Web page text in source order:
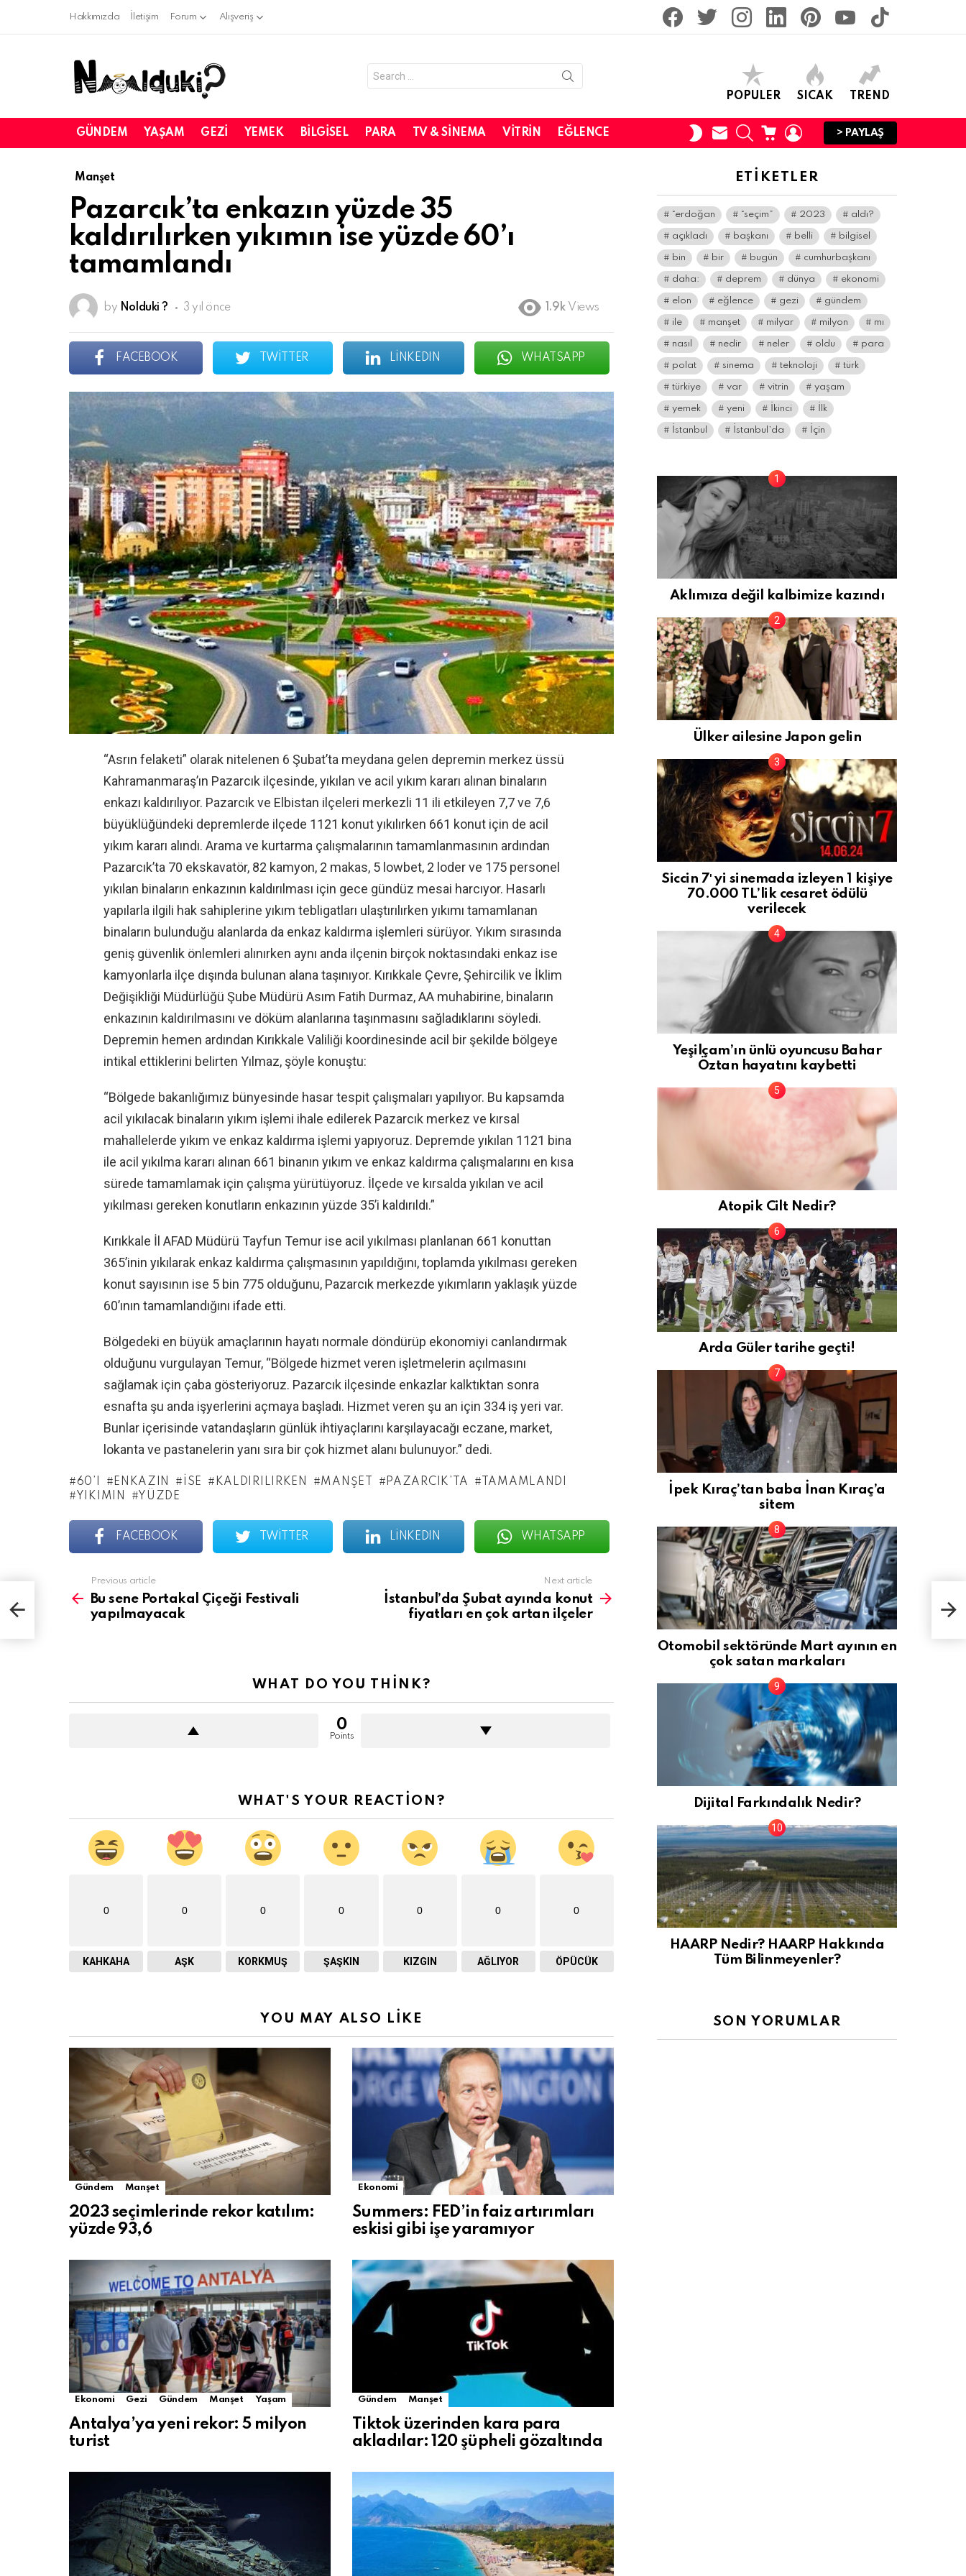
Hakkımızda İletişim Forum Alışveriş
for:
POPULER SICAK TREND
GÜNDEM YAŞAM GEZI YEMEK BILGISEL PARA TV & SINEMA VITRIN EĞLENCE
SWITCH
SKIN
SUBSCRIBE
SEARCHCART LOGIN
> PAYLAŞ
Manşet
Pazarcık’ta enkazın yüzde 35
kaldırılırken yıkımın ise yüzde 60’ı
tamamlandı
by Nolduki ? 3 yıl önce 1.9k Views
FACEBOOK TWITTER LINKEDIN WHATSAPP
“Asrın felaketi” olarak nitelenen 6 Şubat’ta meydana gelen depremin merkez üssü
Kahramanmaraş’ın Pazarcık ilçesinde, yıkılan ve acil yıkım kararı alınan binaların
enkazı kaldırılıyor. Pazarcık ve Elbistan ilçeleri merkezli 11 ili etkileyen 7,7 ve 7,6
büyüklüğündeki depremlerde ilçede 1121 konut yıkılırken 661 konut için de acil
yıkım kararı alındı. Arama ve kurtarma çalışmalarının tamamlanmasının ardından
Pazarcık’ta 70 ekskavatör, 82 kamyon, 2 makas, 5 lowbet, 2 loder ve 175 personel
yıkılan binaların enkazının kaldırılması için gece gündüz mesai harcıyor. Hasarlı
yapılarla ilgili hak sahiplerine yıkım tebligatları ulaştırılırken yıkımı tamamlanan
binaların bulunduğu alanlarda da enkaz kaldırma işlemleri sürüyor. Yıkım sırasında
geniş güvenlik önlemleri alınırken aynı anda ilçenin birçok noktasındaki enkaz ise
kamyonlarla ilçe dışında bulunan alana taşınıyor. Kırıkkale Çevre, Şehircilik ve İklim
Değişikliği Müdürlüğü Şube Müdürü Asım Fatih Durmaz, AA muhabirine, binaların
enkazının kaldırılmasını ve döküm alanlarına taşınmasını sağladıklarını söyledi.
Depremin hemen ardından Kırıkkale Valiliği koordinesinde acil bir şekilde bölgeye
intikal ettiklerini belirten Yılmaz, şöyle konuştu:
“Bölgede bakanlığımız bünyesinde hasar tespit çalışmaları yapılıyor. Bu kapsamda
acil yıkılacak binaların yıkım işlemi ihale edilerek Pazarcık merkez ve kırsal
mahallelerde yıkım ve enkaz kaldırma işlemi yapıyoruz. Depremde yıkılan 1121 bina
ile acil yıkılma kararı alınan 661 binanın yıkım ve enkaz kaldırma çalışmalarını en kısa
sürede tamamlamak için çalışma yürütüyoruz. İlçede ve kırsalda yıkılan ve acil
yıkılması gereken konutların enkazının yüzde 35’i kaldırıldı.”
Kırıkkale İl AFAD Müdürü Tayfun Temur ise acil yıkılması planlanan 661 konuttan
365’inin yıkılarak enkaz kaldırma çalışmasının yapıldığını, toplamda yıkılması gereken
konut sayısının ise 5 bin 775 olduğunu, Pazarcık merkezde yıkımların yaklaşık yüzde
60’ının tamamlandığını ifade etti.
Bölgedeki en büyük amaçlarının hayatı normale döndürüp ekonomiyi canlandırmak
olduğunu vurgulayan Temur, “Bölgede hizmet veren işletmelerin açılmasını
sağlamak için çaba gösteriyoruz. Pazarcık ilçesinde enkazlar kalktıktan sonra
esnafta şu anda işyerlerini açmaya başladı. Hizmet veren şu an için 334 iş yeri var.
Bunlar içerisinde vatandaşların günlük ihtiyaçlarını karşılayacağı eczane, market,
lokanta ve pastanelerin yanı sıra bir çok hizmet alanı bulunuyor.” dedi.
60’I ENKAZIN ISE KALDIRILIRKEN MANŞET PAZARCIK’TA
TAMAMLANDI
YIKIMIN
YÜZDE
FACEBOOK TWITTER LINKEDIN WHATSAPP
more
Previous article
Bu sene Portakal Çiçeği Festivali
yapılmayacak
Next article
İstanbul’da Şubat ayında konut
fiyatları en çok artan ilçeler
WHAT DO YOU THINK?
0
Points
WHAT'S YOUR REACTION?
0
KAHKAHA
0
AŞK
0
KORKMUŞ
0
ŞAŞKIN
0
KIZGIN
0
AĞLIYOR
0
ÖPÜCÜK
YOU MAY ALSO LIKE
Gündem Manşet
2023 seçimlerinde rekor katılım:
yüzde 93,6
Ekonomi
Summers: FED’in faiz artırımları
eskisi gibi işe yaramıyor
Ekonomi Gezi Gündem Manşet Yaşam
Antalya’ya yeni rekor: 5 milyon
turist
Gündem Manşet
Tiktok üzerinden kara para
akladılar: 120 şüpheli gözaltında
ETIKETLER
“erdoğan “seçim” 2023 aldı?
açıkladı başkanı belli bilgisel
bin bir bugün cumhurbaşkanı
daha: deprem dünya ekonomi
elon eğlence gezi gündem
ile manşet milyar milyon mı
nasıl nedir neler oldu para
polat sinema teknoloji türk
türkiye var vitrin yaşam
yemek yeni İkinci İlk
İstanbul İstanbul’da İçin
Aklımıza değil kalbimize kazındı
Ülker ailesine Japon gelin
Siccin 7′ yi sinemada izleyen 1 kişiye
70.000 TL’lik cesaret ödülü
verilecek
Yeşilçam’ın ünlü oyuncusu Bahar
Öztan hayatını kaybetti
Atopik Cilt Nedir?
Arda Güler tarihe geçti!
İpek Kıraç’tan baba İnan Kıraç’a
sitem
Otomobil sektöründe Mart ayının en
çok satan markaları
Dijital Farkındalık Nedir?
HAARP Nedir? HAARP Hakkında
Tüm Bilinmeyenler?
SON YORUMLAR